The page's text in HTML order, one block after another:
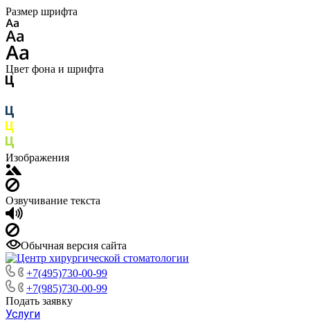
Размер шрифта
Цвет фона и шрифта
Изображения
Озвучивание текста
Обычная версия сайта
+7(495)730-00-99
+7(985)730-00-99
Подать заявку
Услуги